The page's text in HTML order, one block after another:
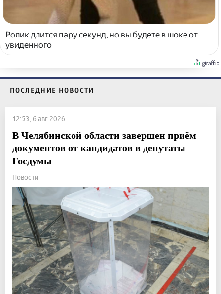
Ролик длится пару секунд, но вы будете в шоке от
увиденного
ПОСЛЕДНИЕ НОВОСТИ
12:53, 6 авг 2026
В Челябинской области завершен приём
документов от кандидатов в депутаты
Госдумы
Новости